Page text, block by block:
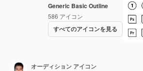
Generic Basic Outline
586 アイコン
すべてのアイコンを見る
オーディション アイコン